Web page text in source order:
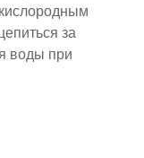
за
воды при